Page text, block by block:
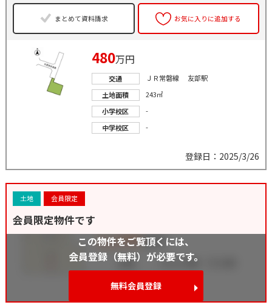
まとめて資料請求 お気に入りに追加する
480万円
交通
ＪＲ常磐線 友部駅
土地面積
243㎡
小学校区
-
中学校区
-
登録日：2025/3/26
土地 会員限定
会員限定物件です
この物件をご覧頂くには、
会員登録（無料）が必要です。
無料会員登録